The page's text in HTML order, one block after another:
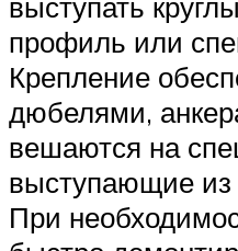
выступать
профиль или
Крепление
дюбелями,
вешаются на
выступающие из
При